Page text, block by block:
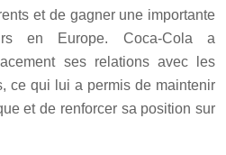
et de gagner une importante
en Europe. Coca-Cola a
ses relations avec les
ce qui lui a permis de maintenir
et de renforcer sa position sur